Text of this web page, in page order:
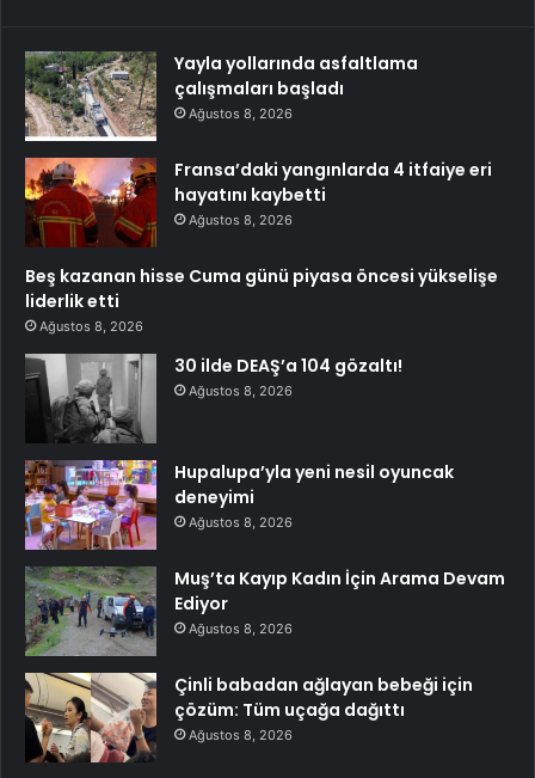
Yayla yollarında asfaltlama
çalışmaları başladı
Ağustos 8, 2026
Fransa’daki yangınlarda 4 itfaiye eri
hayatını kaybetti
Ağustos 8, 2026
Beş kazanan hisse Cuma günü piyasa öncesi yükselişe
liderlik etti
Ağustos 8, 2026
30 ilde DEAŞ’a 104 gözaltı!
Ağustos 8, 2026
Hupalupa’yla yeni nesil oyuncak
deneyimi
Ağustos 8, 2026
Muş’ta Kayıp Kadın İçin Arama Devam
Ediyor
Ağustos 8, 2026
Çinli babadan ağlayan bebeği için
çözüm: Tüm uçağa dağıttı
Ağustos 8, 2026